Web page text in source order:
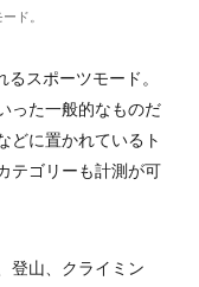
ド。
スポーツモード。
った一般的なものだ
どに置かれているト
テゴリーも計測が可
登山、クライミン